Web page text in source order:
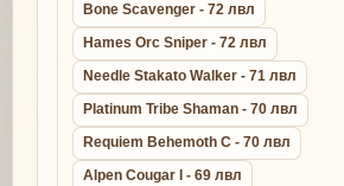
Bone Scavenger - 72 лвл
Hames Orc Sniper - 72 лвл
Needle Stakato Walker - 71 лвл
Platinum Tribe Shaman - 70 лвл
Requiem Behemoth C - 70 лвл
Alpen Cougar I - 69 лвл